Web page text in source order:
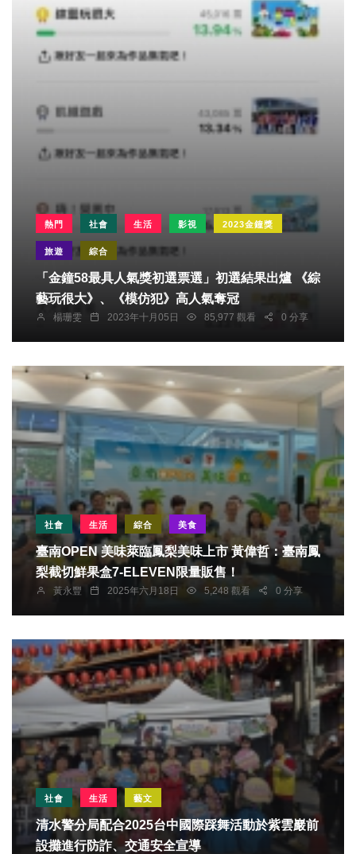
熱門 社會 生活 影視 2023金鐘獎
旅遊 綜合
「金鐘58最具人氣獎初選票選」初選結果出爐 《綜
藝玩很大》、《模仿犯》高人氣奪冠
楊珊雯 2023年十月05日 85,977 觀看 0 分享
社會 生活 綜合 美食
臺南OPEN 美味萊臨鳳梨美味上市 黃偉哲：臺南鳳
梨截切鮮果盒7-ELEVEN限量販售！
黃永豐 2025年六月18日 5,248 觀看 0 分享
社會 生活 藝文
清水警分局配合2025台中國際踩舞活動於紫雲巖前
設攤進行防詐、交通安全宣導